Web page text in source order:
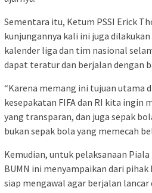
Sementara itu, Ketum PSSI Erick
kunjungannya kali ini juga
kalender liga dan tim nasional
dapat teratur dan berjalan dengan
“Karena memang ini tujuan utama
kesepakatan FIFA dan RI kita ingin
yang transparan, dan juga sepak
bukan sepak bola yang memecah
Kemudian, untuk pelaksanaan
BUMN ini menyampaikan dari
siap mengawal agar berjalan lancar